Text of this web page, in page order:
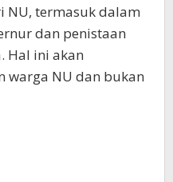
NU, termasuk dalam
dan penistaan
Hal ini akan
warga NU dan bukan